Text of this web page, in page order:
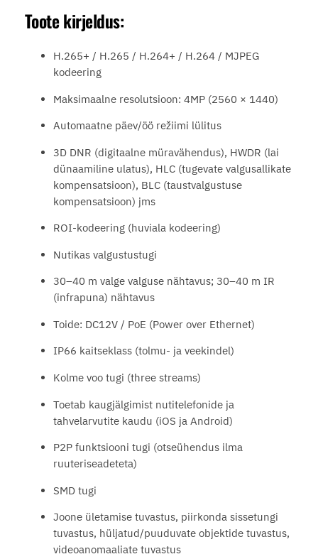
Toote kirjeldus:
H.265+ / H.265 / H.264+ / H.264 / MJPEG
kodeering
Maksimaalne resolutsioon: 4MP (2560 × 1440)
Automaatne päev/öö režiimi lülitus
3D DNR (digitaalne müravähendus), HWDR (lai
dünaamiline ulatus), HLC (tugevate valgusallikate
kompensatsioon), BLC (taustvalgustuse
kompensatsioon) jms
ROI-kodeering (huviala kodeering)
Nutikas valgustustugi
30–40 m valge valguse nähtavus; 30–40 m IR
(infrapuna) nähtavus
Toide: DC12V / PoE (Power over Ethernet)
IP66 kaitseklass (tolmu- ja veekindel)
Kolme voo tugi (three streams)
Toetab kaugjälgimist nutitelefonide ja
tahvelarvutite kaudu (iOS ja Android)
P2P funktsiooni tugi (otseühendus ilma
ruuteriseadeteta)
SMD tugi
Joone ületamise tuvastus, piirkonda sissetungi
tuvastus, hüljatud/puuduvate objektide tuvastus,
videoanomaaliate tuvastus